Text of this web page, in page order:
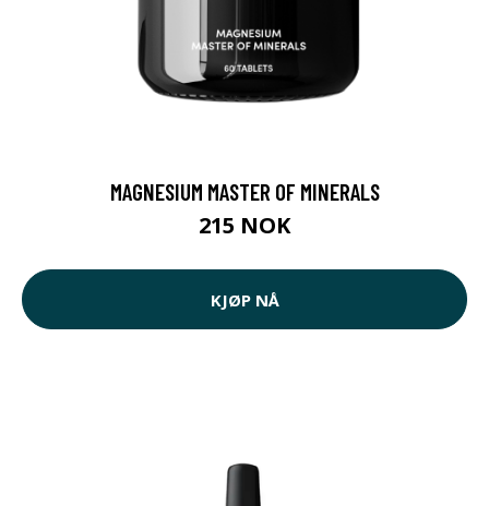
MAGNESIUM MASTER OF MINERALS
215 NOK
KJØP NÅ